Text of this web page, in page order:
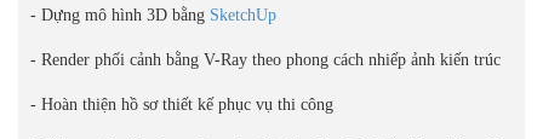
- Dựng mô hình 3D bằng SketchUp
- Render phối cảnh bằng V-Ray theo phong cách nhiếp ảnh kiến trúc
- Hoàn thiện hồ sơ thiết kế phục vụ thi công